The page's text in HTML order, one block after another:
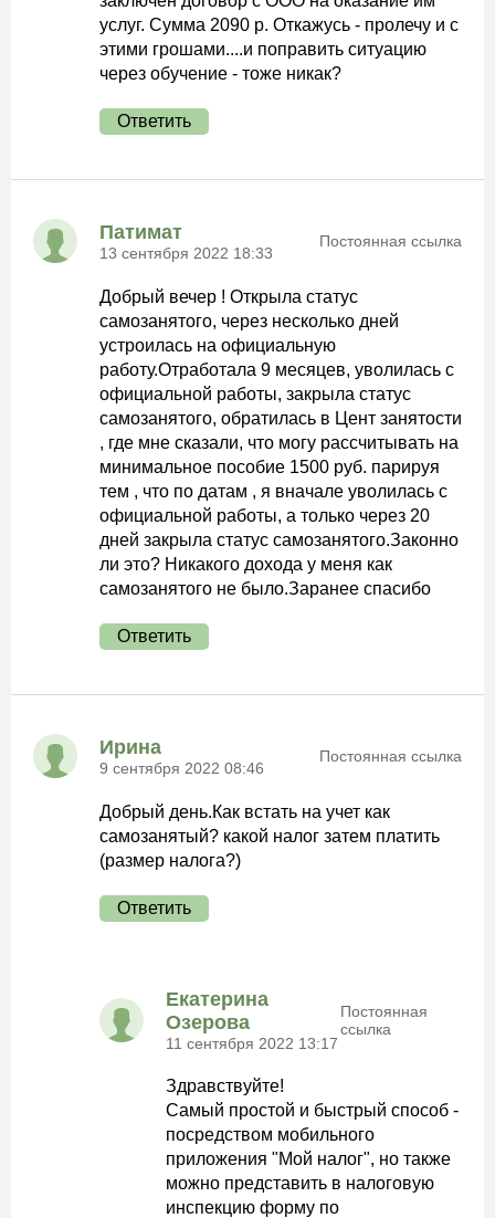
услуг. Сумма 2090 р. Откажусь - пролечу и с
этими грошами....и поправить ситуацию
через обучение - тоже никак?
Ответить
Патимат
13 сентября 2022 18:33
Постоянная ссылка
Добрый вечер ! Открыла статус
самозанятого, через несколько дней
устроилась на официальную
работу.Отработала 9 месяцев, уволилась с
официальной работы, закрыла статус
самозанятого, обратилась в Цент занятости
, где мне сказали, что могу рассчитывать на
минимальное пособие 1500 руб. парируя
тем , что по датам , я вначале уволилась с
официальной работы, а только через 20
дней закрыла статус самозанятого.Законно
ли это? Никакого дохода у меня как
самозанятого не было.Заранее спасибо
Ответить
Ирина
9 сентября 2022 08:46
Постоянная ссылка
Добрый день.Как встать на учет как
самозанятый? какой налог затем платить
(размер налога?)
Ответить
Екатерина
Озерова
11 сентября 2022 13:17
Постоянная
ссылка
Здравствуйте!
Самый простой и быстрый способ -
посредством мобильного
приложения "Мой налог", но также
можно представить в налоговую
инспекцию форму по